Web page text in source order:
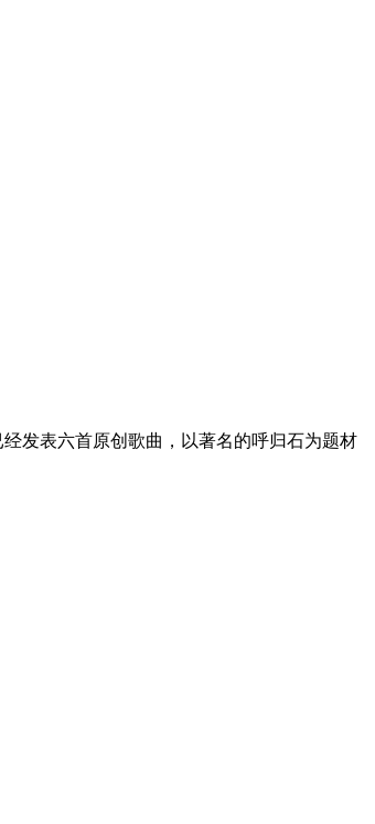
发表六首原创歌曲，以著名的呼归石为题材